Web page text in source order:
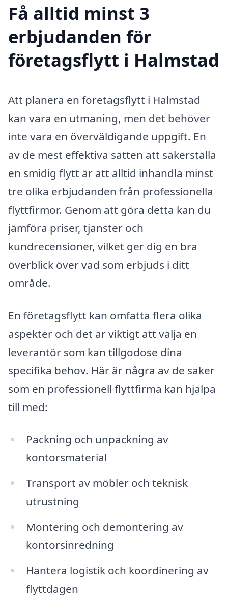
Få alltid minst 3
erbjudanden för
företagsflytt i Halmstad
Att planera en företagsflytt i Halmstad
kan vara en utmaning, men det behöver
inte vara en överväldigande uppgift. En
av de mest effektiva sätten att säkerställa
en smidig flytt är att alltid inhandla minst
tre olika erbjudanden från professionella
flyttfirmor. Genom att göra detta kan du
jämföra priser, tjänster och
kundrecensioner, vilket ger dig en bra
överblick över vad som erbjuds i ditt
område.
En företagsflytt kan omfatta flera olika
aspekter och det är viktigt att välja en
leverantör som kan tillgodose dina
specifika behov. Här är några av de saker
som en professionell flyttfirma kan hjälpa
till med:
Packning och unpackning av
kontorsmaterial
Transport av möbler och teknisk
utrustning
Montering och demontering av
kontorsinredning
Hantera logistik och koordinering av
flyttdagen